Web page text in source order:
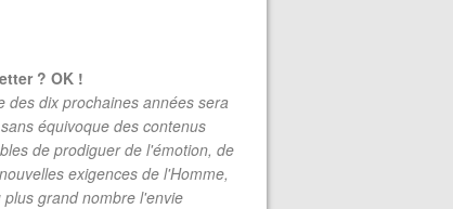
? OK !
des dix prochaines années sera
équivoque des contenus
de prodiguer de l'émotion, de
exigences de l'Homme,
grand nombre l'envie